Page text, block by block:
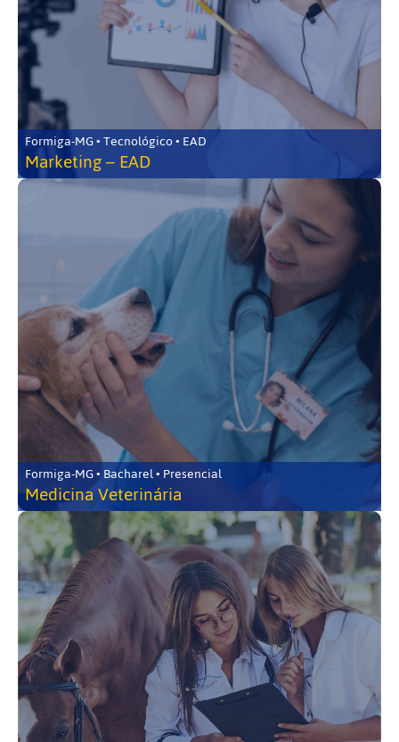
Formiga-MG • Tecnológico • EAD
Marketing – EAD
Formiga-MG • Bacharel • Presencial
Medicina Veterinária